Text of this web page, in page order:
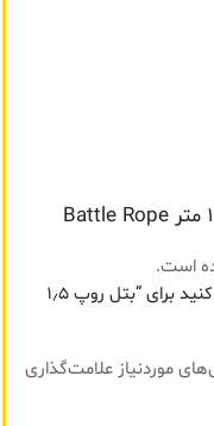
است.
اولین نفری باشید که دیدگاهی را ارسال می کنید برای “بتل روپ ۱٫۵
موردنیاز علامت‌گذاری